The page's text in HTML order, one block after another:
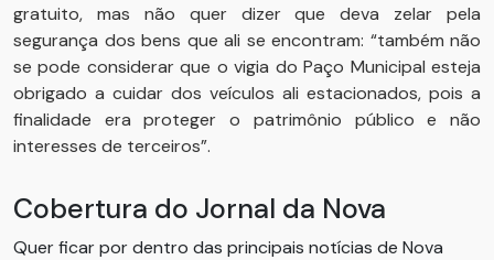
gratuito, mas não quer dizer que deva zelar pela
segurança dos bens que ali se encontram: “também não
se pode considerar que o vigia do Paço Municipal esteja
obrigado a cuidar dos veículos ali estacionados, pois a
finalidade era proteger o patrimônio público e não
interesses de terceiros”.
Cobertura do Jornal da Nova
Quer ficar por dentro das principais notícias de Nova